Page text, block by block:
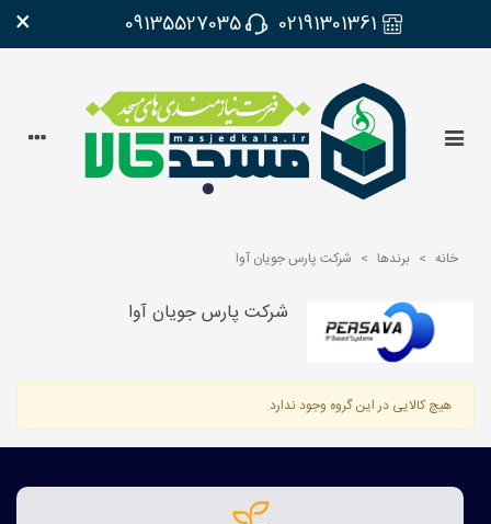
02191301361
09135527035
×
خانه > برندها > شرکت پارس جویان آوا
شرکت پارس جویان آوا
هیچ کالایی در این گروه وجود ندارد.